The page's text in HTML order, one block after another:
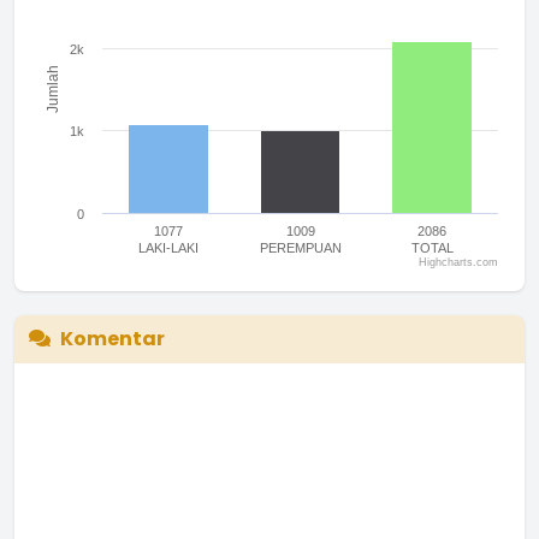
Jumlah
1077
LAKI-LAKI
1009
PEREMPUAN
2086
TOTAL
0
1k
2k
Highcharts.com
Komentar